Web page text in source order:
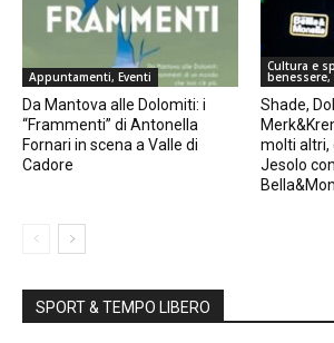
Appuntamenti, Eventi
Da Mantova alle Dolomiti: i
“Frammenti” di Antonella
Fornari in scena a Valle di
Cadore
Cultura e
Shade,
molti altri,
Jesolo
SPORT & TEMPO LIBERO